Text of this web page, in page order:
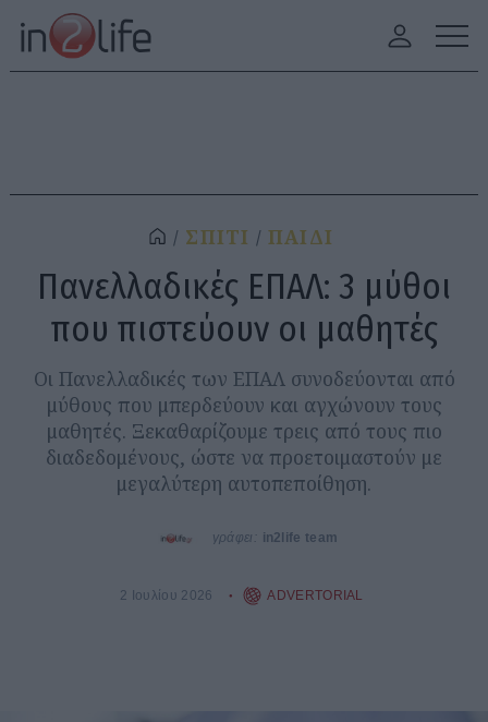
ΣΠΙΤΙ ΠΑΙΔΙ
Πανελλαδικές ΕΠΑΛ: 3 μύθοι
που πιστεύουν οι μαθητές
Οι Πανελλαδικές των ΕΠΑΛ συνοδεύονται από
μύθους που μπερδεύουν και αγχώνουν τους
μαθητές. Ξεκαθαρίζουμε τρεις από τους πιο
διαδεδομένους, ώστε να προετοιμαστούν με
μεγαλύτερη αυτοπεποίθηση.
γράφει: in2life team
2 Ιουλίου 2026 ADVERTORIAL